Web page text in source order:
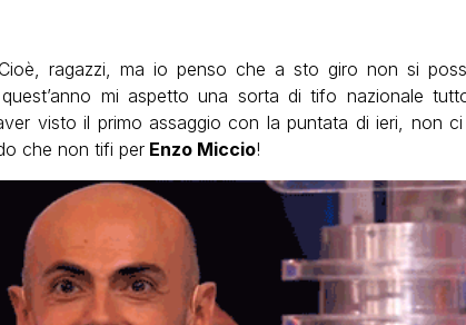
ragazzi, ma io penso che a sto giro non si
mi aspetto una sorta di tifo nazionale
visto il primo assaggio con la puntata di ieri, non
che non tifi perEnzo Miccio!